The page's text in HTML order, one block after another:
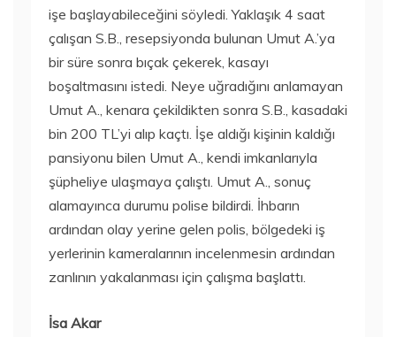
işe başlayabileceğini söyledi. Yaklaşık 4 saat
çalışan S.B., resepsiyonda bulunan Umut A.’ya
bir süre sonra bıçak çekerek, kasayı
boşaltmasını istedi. Neye uğradığını anlamayan
Umut A., kenara çekildikten sonra S.B., kasadaki
bin 200 TL’yi alıp kaçtı. İşe aldığı kişinin kaldığı
pansiyonu bilen Umut A., kendi imkanlarıyla
şüpheliye ulaşmaya çalıştı. Umut A., sonuç
alamayınca durumu polise bildirdi. İhbarın
ardından olay yerine gelen polis, bölgedeki iş
yerlerinin kameralarının incelenmesin ardından
zanlının yakalanması için çalışma başlattı.
İsa Akar